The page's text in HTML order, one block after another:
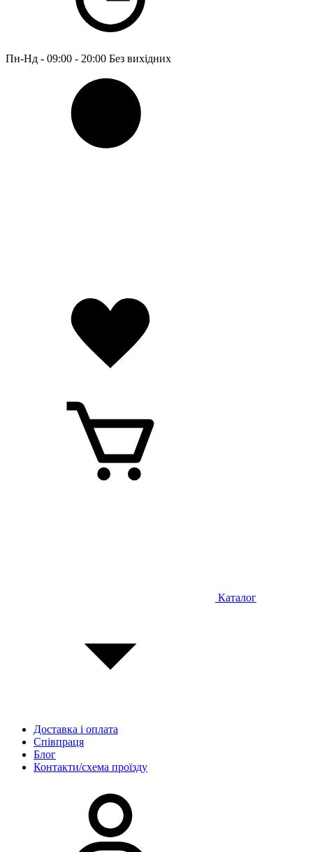
Пн-Нд - 09:00 - 20:00 Без вихідних
Каталог
Доставка і оплата
Співпраця
Блог
Контакти/схема проїзду